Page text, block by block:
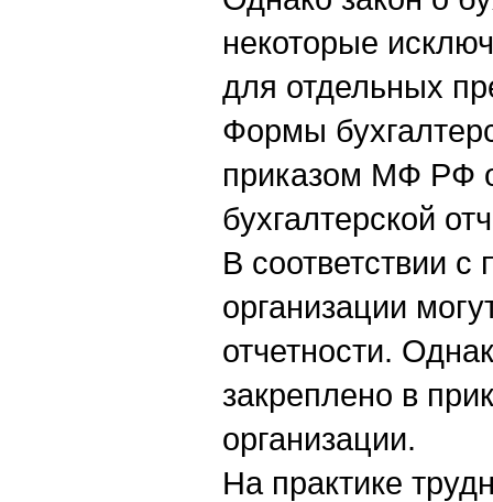
некоторые
для отдельных
Формы
приказом МФ РФ
бухгалтерской
В соответствии
организации
отчетности.
закреплено в
организации.
На практике